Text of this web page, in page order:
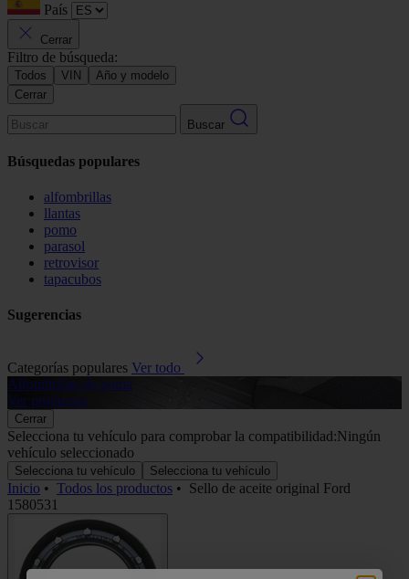
País
Cerrar
Filtro de búsqueda:
Todos VIN
Año y modelo
Cerrar
Buscar
Búsquedas populares
alfombrillas
llantas
pomo
parasol
retrovisor
tapacubos
Sugerencias
Categorías populares Ver todo
Alfombrillas de goma
Ver productos
Cerrar
Selecciona tu vehículo para comprobar la compatibilidad:Ningún
vehículo seleccionado
Selecciona tu vehículo Selecciona tu vehículo
Inicio • Todos los productos • Sello de aceite original Ford
1580531